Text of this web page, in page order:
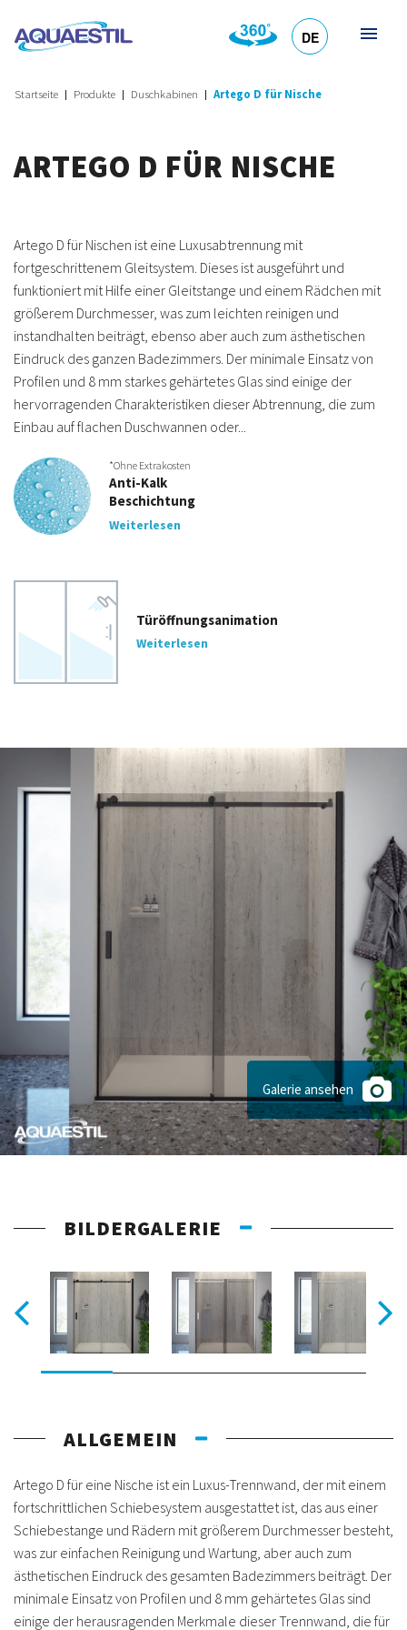
DE
Startseite Produkte Duschkabinen Artego D für Nische
ARTEGO D FÜR NISCHE
Artego D für Nischen ist eine Luxusabtrennung mit
fortgeschrittenem Gleitsystem. Dieses ist ausgeführt und
funktioniert mit Hilfe einer Gleitstange und einem Rädchen mit
größerem Durchmesser, was zum leichten reinigen und
instandhalten beiträgt, ebenso aber auch zum ästhetischen
Eindruck des ganzen Badezimmers. Der minimale Einsatz von
Profilen und 8 mm starkes gehärtetes Glas sind einige der
hervorragenden Charakteristiken dieser Abtrennung, die zum
Einbau auf flachen Duschwannen oder...
*Ohne Extrakosten
Anti-Kalk
Beschichtung
Weiterlesen
Türöffnungsanimation
Weiterlesen
Galerie ansehen
BILDERGALERIE
ALLGEMEIN
Artego D für eine Nische ist ein Luxus-Trennwand, der mit einem
fortschrittlichen Schiebesystem ausgestattet ist, das aus einer
Schiebestange und Rädern mit größerem Durchmesser besteht,
was zur einfachen Reinigung und Wartung, aber auch zum
ästhetischen Eindruck des gesamten Badezimmers beiträgt. Der
minimale Einsatz von Profilen und 8 mm gehärtetes Glas sind
einige der herausragenden Merkmale dieser Trennwand, die für